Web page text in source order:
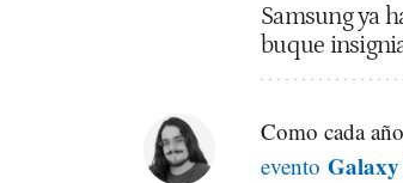
Samsung ya
buque
Como cada
evento